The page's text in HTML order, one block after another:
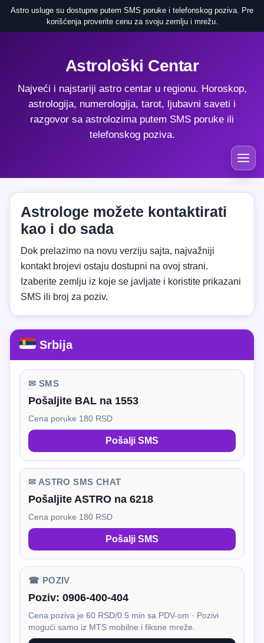
Astro usluge su dostupne putem SMS poruke i telefonskog poziva. Pre
korišćenja proverite cenu za svoju zemlju i mrežu.
Astrološki Centar
Najveći i najstariji astro centar u regionu. Horoskop,
astrologija, numerologija, tarot, ljubavni saveti i
razgovor sa astrolozima putem SMS poruke ili
telefonskog poziva.
Astrologe možete kontaktirati
kao i do sada
Dok prelazimo na novu verziju sajta, najvažniji
kontakt brojevi ostaju dostupni na ovoj strani.
Izaberite zemlju iz koje se javljate i koristite prikazani
SMS ili broj za poziv.
Srbija
✉ SMS
Pošaljite BAL na 1553
Cena poruke 180 RSD
Pošalji SMS
✉ ASTRO SMS CHAT
Pošaljite ASTRO na 6218
Cena poruke 180 RSD
Pošalji SMS
☎ POZIV
Poziv: 0906-400-404
Cena poziva je 60 RSD/0.5 min sa PDV-om · Pozivi
mogući samo iz MTS mobilne i fiksne mreže.